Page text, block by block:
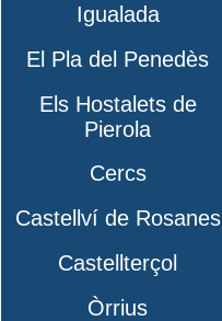
Igualada
El Pla del Penedès
Els Hostalets de
Pierola
Cercs
Castellví de Rosanes
Castellterçol
Òrrius